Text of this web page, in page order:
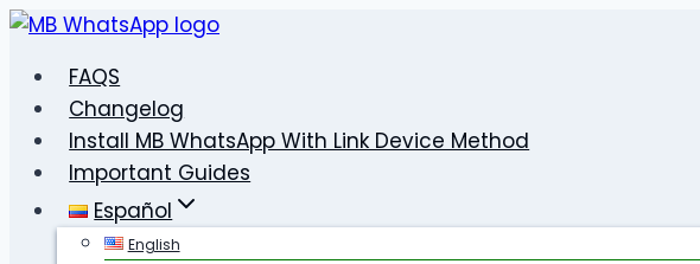
Saltar
contenido
FAQS
Changelog
Install MB WhatsApp With Link Device Method
Important Guides
Español
English